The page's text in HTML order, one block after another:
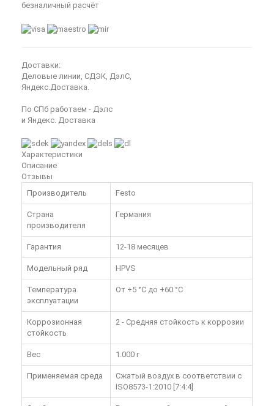
безналичный расчёт
Доставки:
Деловые линии, СДЭК, ДэлС,
Яндекс.Доставка.
По СПб работаем - Дэлс
и Яндекс. Доставка
Характеристики
Описание
Отзывы
Производитель
Festo
Страна
производителя
Германия
Гарантия 12-18 месяцев
Модельный ряд HPVS
Температура
эксплуатации
От +5 °C до +60 °C
Коррозионная
стойкость
2 - Средняя стойкость к коррозии
Вес 1.000 г
Применяемая среда
Сжатый воздух в соответствии с
ISO8573-1:2010 [7:4:4]